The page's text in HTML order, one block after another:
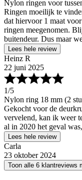
Nylon ringen voor
Ringen moeilijk te
dat hiervoor 1 maat
ringen meegenomen.
buitendeur. Dus maar
Lees hele review
Heinz R
22 juni 2025
1/5
Nylon ring 18 mm (2
Gekocht voor de
vervelend, kan ik weer
al in 2020 het geval
Lees hele review
Carla
23 oktober 2024
Toon alle 6 klantreviews